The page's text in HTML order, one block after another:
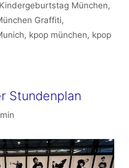
Kindergeburtstag München,
Graffiti,
, kpop münchen, kpop
Stundenplan